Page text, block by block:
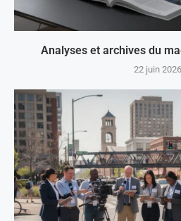
Analyses et archives du
22 juin 2026